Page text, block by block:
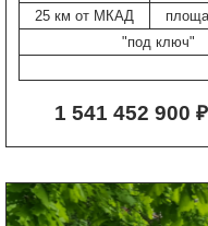
25 км от МКАД
"под ключ"
1 541 452 900 ₽